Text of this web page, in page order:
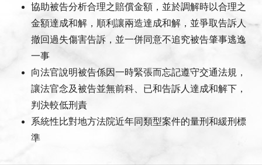
協助被告分析合理之賠償金額，並於調解時以合理之
金額達成和解，順利讓兩造達成和解，並爭取告訴人
撤回過失傷害告訴，並一併同意不追究被告肇事逃逸
一事
向法官說明被告係因一時緊張而忘記遵守交通法規，
讓法官念及被告並無前科、已和告訴人達成和解下，
判決較低刑責
系統性比對地方法院近年同類型案件的量刑和緩刑標
準